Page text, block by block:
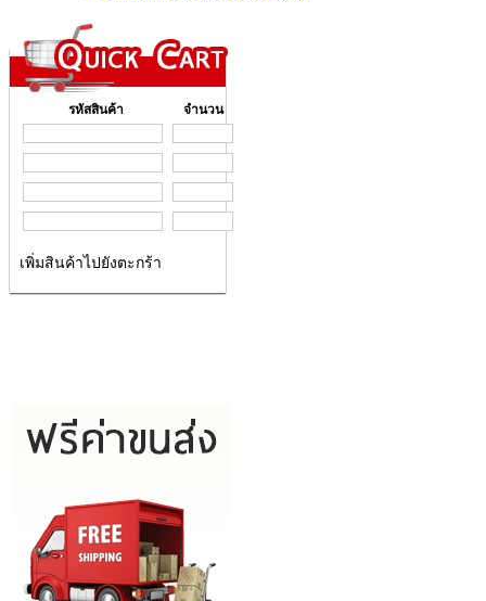
รหัสสินค้า จำนวน
เพิ่มสินค้าไปยังตะกร้า